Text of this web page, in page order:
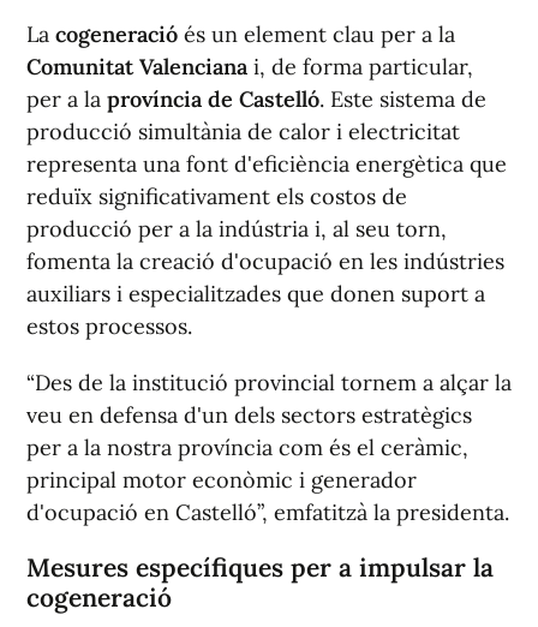
La cogeneració és un element clau per a la
Comunitat Valenciana i, de forma particular,
per a la província de Castelló. Este sistema de
producció simultània de calor i electricitat
representa una font d'eficiència energètica que
reduïx significativament els costos de
producció per a la indústria i, al seu torn,
fomenta la creació d'ocupació en les indústries
auxiliars i especialitzades que donen suport a
estos processos.
“Des de la institució provincial tornem a alçar la
veu en defensa d'un dels sectors estratègics
per a la nostra província com és el ceràmic,
principal motor econòmic i generador
d'ocupació en Castelló”, emfatitzà la presidenta.
Mesures específiques per a impulsar la
cogeneració